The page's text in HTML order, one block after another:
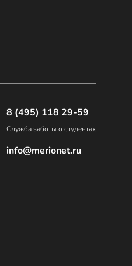
8 (495) 118 29-59
Служба заботы о студентах
info@merionet.ru